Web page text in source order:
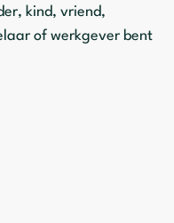
kind, vriend,
of werkgever bent